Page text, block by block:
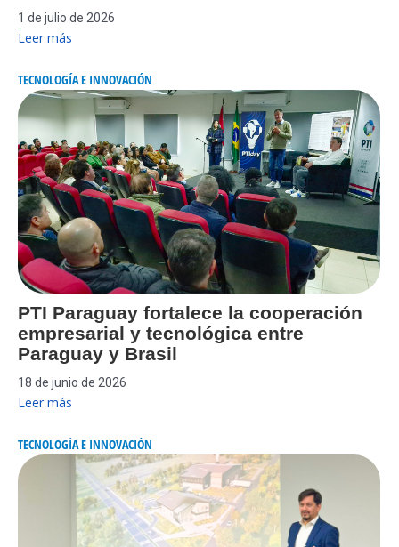
1 de julio de 2026
Leer más
TECNOLOGÍA E INNOVACIÓN
PTI Paraguay fortalece la cooperación
empresarial y tecnológica entre
Paraguay y Brasil
18 de junio de 2026
Leer más
TECNOLOGÍA E INNOVACIÓN